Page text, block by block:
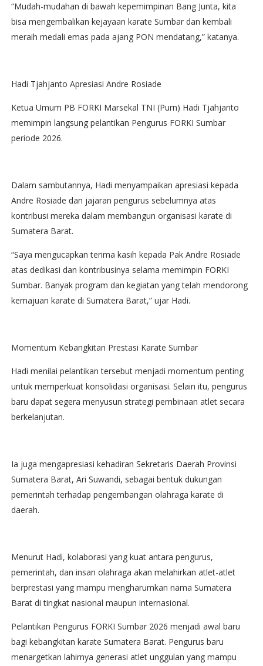
“Mudah-mudahan di bawah kepemimpinan Bang Junta, kita
bisa mengembalikan kejayaan karate Sumbar dan kembali
meraih medali emas pada ajang PON mendatang,” katanya.
Hadi Tjahjanto Apresiasi Andre Rosiade
Ketua Umum PB FORKI Marsekal TNI (Purn) Hadi Tjahjanto
memimpin langsung pelantikan Pengurus FORKI Sumbar
periode 2026.
Dalam sambutannya, Hadi menyampaikan apresiasi kepada
Andre Rosiade dan jajaran pengurus sebelumnya atas
kontribusi mereka dalam membangun organisasi karate di
Sumatera Barat.
“Saya mengucapkan terima kasih kepada Pak Andre Rosiade
atas dedikasi dan kontribusinya selama memimpin FORKI
Sumbar. Banyak program dan kegiatan yang telah mendorong
kemajuan karate di Sumatera Barat,” ujar Hadi.
Momentum Kebangkitan Prestasi Karate Sumbar
Hadi menilai pelantikan tersebut menjadi momentum penting
untuk memperkuat konsolidasi organisasi. Selain itu, pengurus
baru dapat segera menyusun strategi pembinaan atlet secara
berkelanjutan.
Ia juga mengapresiasi kehadiran Sekretaris Daerah Provinsi
Sumatera Barat, Ari Suwandi, sebagai bentuk dukungan
pemerintah terhadap pengembangan olahraga karate di
daerah.
Menurut Hadi, kolaborasi yang kuat antara pengurus,
pemerintah, dan insan olahraga akan melahirkan atlet-atlet
berprestasi yang mampu mengharumkan nama Sumatera
Barat di tingkat nasional maupun internasional.
Pelantikan Pengurus FORKI Sumbar 2026 menjadi awal baru
bagi kebangkitan karate Sumatera Barat. Pengurus baru
menargetkan lahirnya generasi atlet unggulan yang mampu